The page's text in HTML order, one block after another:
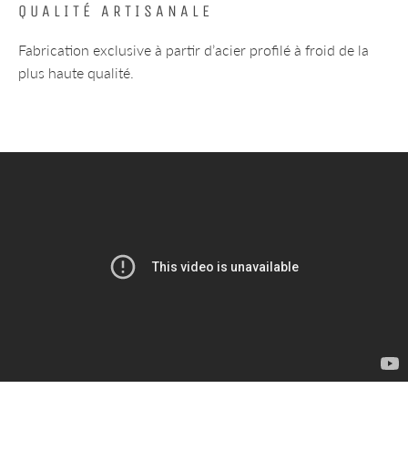
QUALITÉ ARTISANALE
Fabrication exclusive à partir d’acier profilé à froid de la
plus haute qualité.